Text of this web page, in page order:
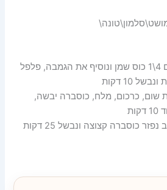
1- בסיר נטגן את הגזר עם 4\1 כוס שמן ונוסיף את הגמבה, פלפל
10 דקות
שום, כרכום, מלח, כוסברה יבשה,
3- נכניס את הדגים לרוטב נפזר כוסברה קצוצה ונבשל 25 דקות